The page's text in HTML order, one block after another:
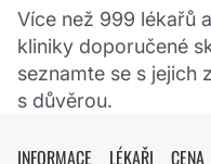
Více než 999 lékařů
kliniky doporučené
seznamte se s jejich
s důvěrou.
INFORMACE LÉKAŘI CENA